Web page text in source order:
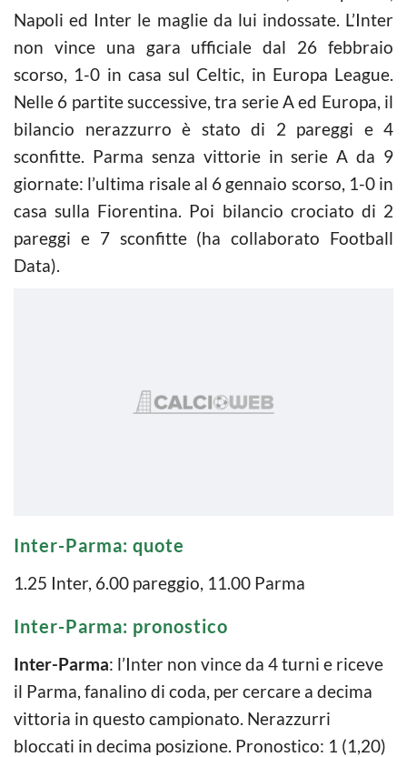
Napoli ed Inter le maglie da lui indossate. L’Inter
non vince una gara ufficiale dal 26 febbraio
scorso, 1-0 in casa sul Celtic, in Europa League.
Nelle 6 partite successive, tra serie A ed Europa, il
bilancio nerazzurro è stato di 2 pareggi e 4
sconfitte. Parma senza vittorie in serie A da 9
giornate: l’ultima risale al 6 gennaio scorso, 1-0 in
casa sulla Fiorentina. Poi bilancio crociato di 2
pareggi e 7 sconfitte (ha collaborato Football
Data).
Inter-Parma: quote
1.25 Inter, 6.00 pareggio, 11.00 Parma
Inter-Parma: pronostico
Inter-Parma: l’Inter non vince da 4 turni e riceve
il Parma, fanalino di coda, per cercare a decima
vittoria in questo campionato. Nerazzurri
bloccati in decima posizione. Pronostico: 1 (1,20)